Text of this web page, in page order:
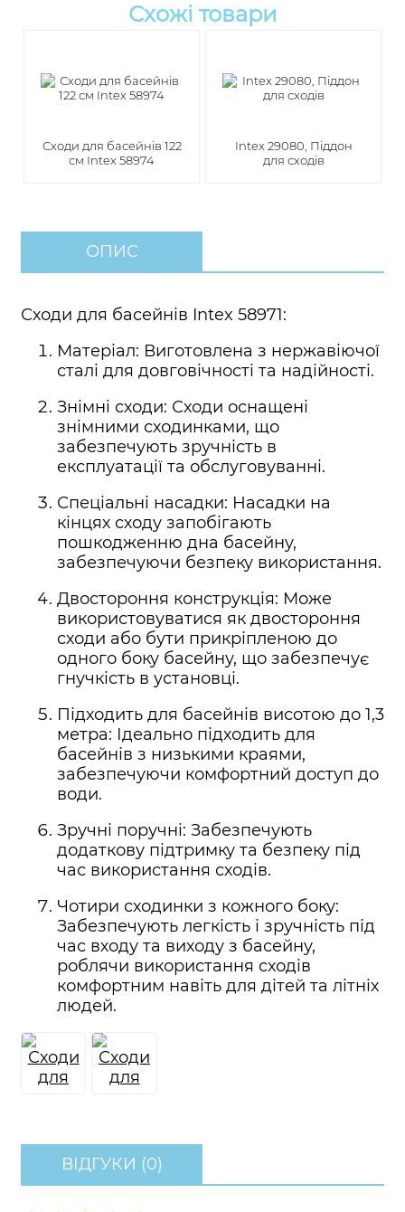
Схожі товари
Сходи для басейнів 122
см Intex 58974
Intex 29080, Піддон
для сходів
ОПИС
Сходи для басейнів Intex 58971:
Матеріал: Виготовлена з нержавіючої
сталі для довговічності та надійності.
Знімні сходи: Сходи оснащені
знімними сходинками, що
забезпечують зручність в
експлуатації та обслуговуванні.
Спеціальні насадки: Насадки на
кінцях сходу запобігають
пошкодженню дна басейну,
забезпечуючи безпеку використання.
Двостороння конструкція: Може
використовуватися як двостороння
сходи або бути прикріпленою до
одного боку басейну, що забезпечує
гнучкість в установці.
Підходить для басейнів висотою до 1,3
метра: Ідеально підходить для
басейнів з низькими краями,
забезпечуючи комфортний доступ до
води.
Зручні поручні: Забезпечують
додаткову підтримку та безпеку під
час використання сходів.
Чотири сходинки з кожного боку:
Забезпечують легкість і зручність під
час входу та виходу з басейну,
роблячи використання сходів
комфортним навіть для дітей та літніх
людей.
ВІДГУКИ (0)